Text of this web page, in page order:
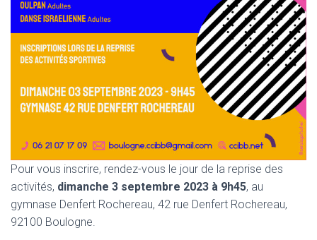
Pour vous inscrire, rendez-vous le jour de la reprise des
activités, dimanche 3 septembre 2023 à 9h45, au
gymnase Denfert Rochereau, 42 rue Denfert Rochereau,
92100 Boulogne.